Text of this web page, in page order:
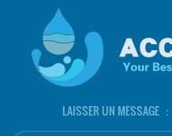
LAISSER UN MESSAGE ：